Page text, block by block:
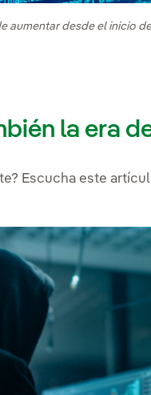
aumentar desde el inicio
la era
Escucha este